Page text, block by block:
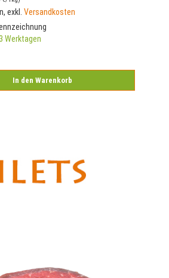
,exkl.Versandkosten
Werktagen
In den Warenkorb